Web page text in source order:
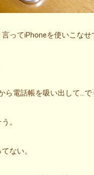
ってiPhoneを使いこなせ
ら電話帳を吸い出して…
。
ない。